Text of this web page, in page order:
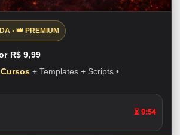
• 👑 PREMIUM
R$ 9,99
Cursos + Templates + Scripts •
⏳ 9:53